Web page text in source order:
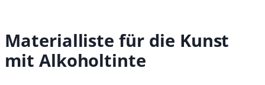
Materialliste für die Kunst
mit Alkoholtinte